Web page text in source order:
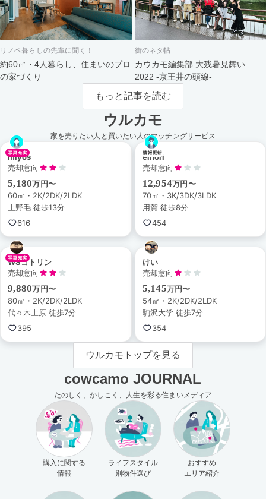
リノベ暮らしの先輩に聞く！
約60㎡・4人暮らし、住まいのプロ
の家づくり
街のネタ帖
カウカモ編集部 大残暑見舞い
2022 -京王井の頭線-
もっと記事を読む
ウルカモ
家を売りたい人と買いたい人のマッチングサービス
miyos
売却意向
5,180万円〜
60㎡・2K/2DK/2LDK
上野毛 徒歩13分
616
emori
売却意向
12,954万円〜
70㎡・3K/3DK/3LDK
用賀 徒歩8分
454
WSコトリン
売却意向
9,880万円〜
80㎡・2K/2DK/2LDK
代々木上原 徒歩7分
395
けい
売却意向
5,145万円〜
54㎡・2K/2DK/2LDK
駒沢大学 徒歩7分
354
ウルカモトップを見る
cowcamo JOURNAL
たのしく、かしこく、人生を彩る住まいメディア
購入に関する
情報
ライフスタイル
別物件選び
おすすめ
エリア紹介